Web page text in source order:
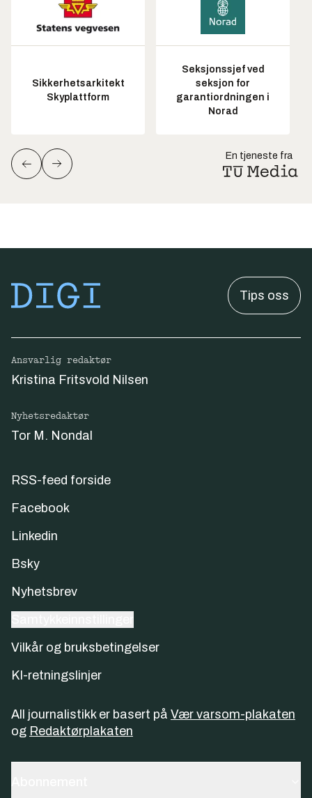
Sikkerhetsarkitekt
Skyplattform
Seksjonssjef ved
seksjon for
garantiordningen i
Norad
En tjeneste fra
Tips oss
Ansvarlig redaktør
Kristina Fritsvold Nilsen
Nyhetsredaktør
Tor M. Nondal
RSS-feed forside
Facebook
Linkedin
Bsky
Nyhetsbrev
Vilkår og bruksbetingelser
KI-retningslinjer
All journalistikk er basert på Vær varsom-plakaten
og Redaktørplakaten